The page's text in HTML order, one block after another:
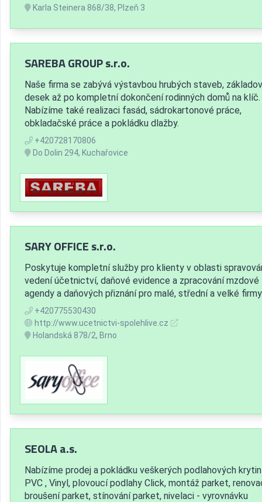
Karla Steinera 868/38, Plzeň 3
SAREBA GROUP s.r.o.
Naše firma se zabývá výstavbou hrubých staveb,
desek až po kompletní dokončení rodinných domů na klíč.
Nabízíme také realizaci fasád, sádrokartonové práce,
obkladačské práce a pokládku dlažby.
+420728170806
Do Dolin 294, Kuchařovice
SARY OFFICE s.r.o.
Poskytuje kompletní služby pro klienty v oblasti
vedení účetnictví, daňové evidence a zpracování mzdové
agendy a daňových přiznání pro malé, střední a velké
+420775530430
http://www.ucetnictvi-spolehlive.cz
Holandská 878/2, Brno
SEOLA a.s.
Nabízíme prodej a pokládku veškerých podlahových
PVC , Vinyl, plovoucí podlahy Click, montáž parket,
broušení parket, stínování parket, nivelaci - vyrovnávku